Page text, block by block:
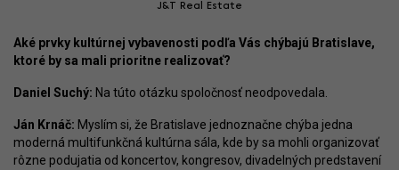
J&T Real Estate
Aké prvky kultúrnej vybavenosti podľa Vás chýbajú Bratislave,
ktoré by sa mali prioritne realizovať?
Daniel Suchý: Na túto otázku spoločnosť neodpovedala.
Ján Krnáč: Myslím si, že Bratislave jednoznačne chýba jedna
moderná multifunkčná kultúrna sála, kde by sa mohli organizovať
rôzne podujatia od koncertov, kongresov, divadelných predstavení